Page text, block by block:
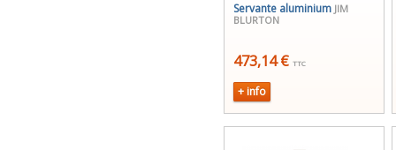
Servante aluminium JIM
BLURTON
473,14 € TTC
+ info